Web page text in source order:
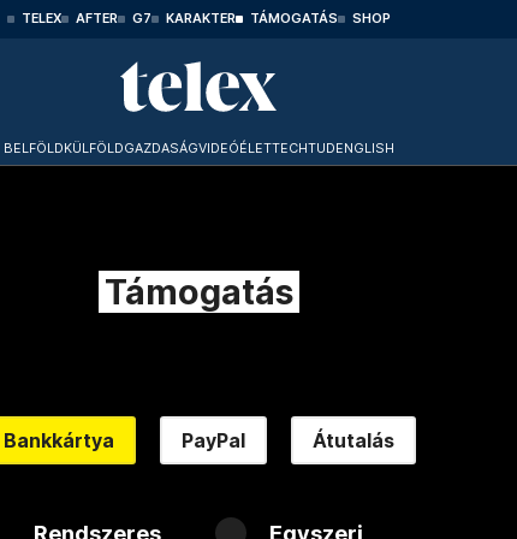
TELEX AFTER G7 KARAKTER TÁMOGATÁS SHOP
BELFÖLDKÜLFÖLDGAZDASÁGVIDEÓÉLETTECHTUDENGLISH
Támogatás
Bankkártya PayPal Átutalás
Rendszeres Egyszeri